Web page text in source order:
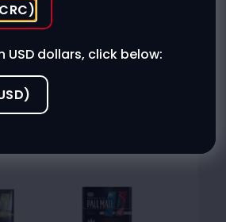
USD dollars, click below: